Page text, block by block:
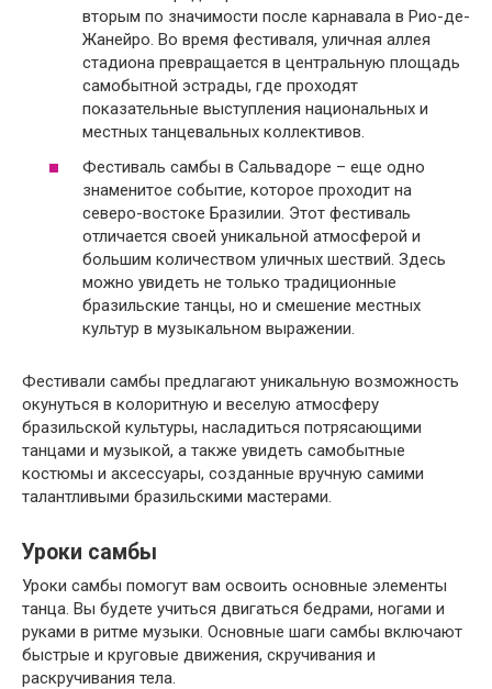
вторым по значимости после карнавала в Рио-де-
Жанейро. Во время фестиваля, уличная аллея
стадиона превращается в центральную площадь
самобытной эстрады, где проходят
показательные выступления национальных и
местных танцевальных коллективов.
Фестиваль самбы в Сальвадоре – еще одно
знаменитое событие, которое проходит на
северо-востоке Бразилии. Этот фестиваль
отличается своей уникальной атмосферой и
большим количеством уличных шествий. Здесь
можно увидеть не только традиционные
бразильские танцы, но и смешение местных
культур в музыкальном выражении.
Фестивали самбы предлагают уникальную возможность
окунуться в колоритную и веселую атмосферу
бразильской культуры, насладиться потрясающими
танцами и музыкой, а также увидеть самобытные
костюмы и аксессуары, созданные вручную самими
талантливыми бразильскими мастерами.
Уроки самбы
Уроки самбы помогут вам освоить основные элементы
танца. Вы будете учиться двигаться бедрами, ногами и
руками в ритме музыки. Основные шаги самбы включают
быстрые и круговые движения, скручивания и
раскручивания тела.